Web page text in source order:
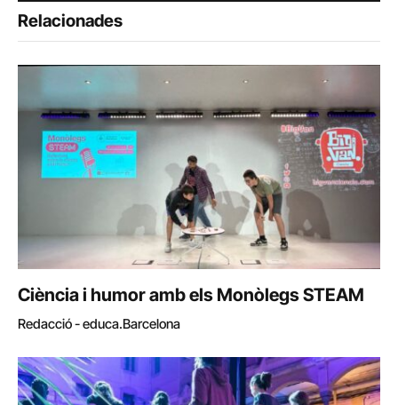
Relacionades
Ciència i humor amb els Monòlegs STEAM
Redacció - educa.Barcelona